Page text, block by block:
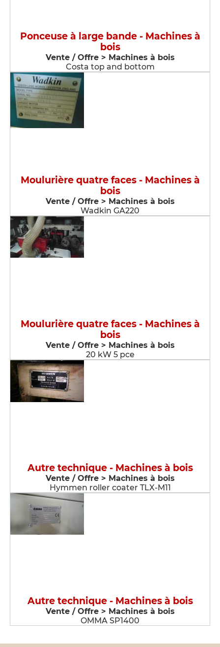
Ponceuse à large bande - Machines à
bois
Vente / Offre > Machines à bois
Costa top and bottom
Moulurière quatre faces - Machines à
bois
Vente / Offre > Machines à bois
Wadkin GA220
Moulurière quatre faces - Machines à
bois
Vente / Offre > Machines à bois
20 kW 5 pce
Autre technique - Machines à bois
Vente / Offre > Machines à bois
Hymmen roller coater TLX-M11
Autre technique - Machines à bois
Vente / Offre > Machines à bois
OMMA SP1400